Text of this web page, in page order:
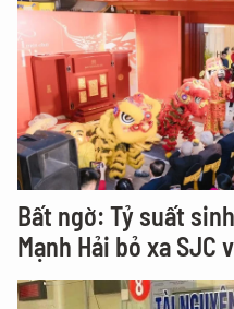
Bất ngờ: Tỷ suất
Mạnh Hải bỏ xa SJC